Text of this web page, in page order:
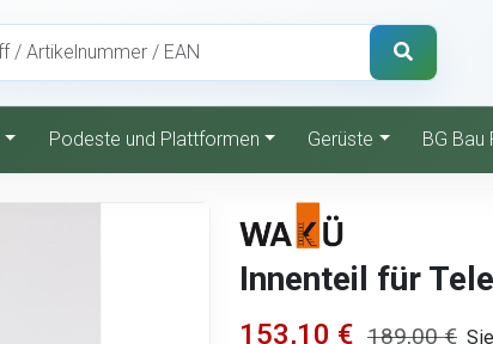
Podeste und Plattformen Gerüste BG Bau
Innenteil für
153,10 € 189,00 €